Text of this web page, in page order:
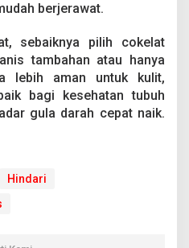
berjerawat.
sebaiknya pilih cokelat
tambahan atau hanya
lebih aman untuk kulit,
bagi kesehatan tubuh
gula darah cepat naik.
Hindari